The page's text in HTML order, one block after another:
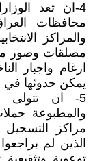
4-ان تعد
محافظات
والمراكز
مصلقات وصور من
ارغام واجبار
يمكن حدوثها في
5- ان تتولى
والمطبوعة
مراكز
الذين لم